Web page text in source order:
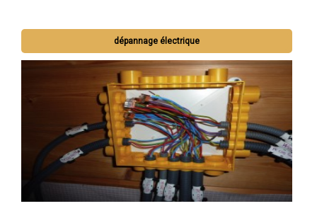
dépannage électrique